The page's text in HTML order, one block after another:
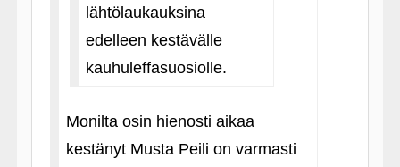
lähtölaukauksina
edelleen kestävälle
kauhuleffasuosiolle.
Monilta osin hienosti aikaa
kestänyt Musta Peili on varmasti